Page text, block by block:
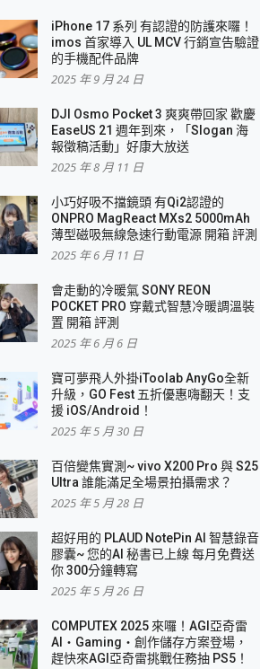
iPhone 17 系列 有認證的防護來囉！
imos 首家導入 UL MCV 行銷宣告驗證
的手機配件品牌
2025 年 9 月 24 日
DJI Osmo Pocket 3 爽爽帶回家 歡慶
EaseUS 21 週年到來，「Slogan 海
報徵稿活動」好康大放送
2025 年 8 月 11 日
小巧好吸不擋鏡頭 有Qi2認證的
ONPRO MagReact MXs2 5000mAh
薄型磁吸無線急速行動電源 開箱 評測
2025 年 6 月 11 日
會走動的冷暖氣 SONY REON
POCKET PRO 穿戴式智慧冷暖調溫裝
置 開箱 評測
2025 年 6 月 6 日
寶可夢飛人外掛iToolab AnyGo全新
升級，GO Fest 五折優惠嗨翻天！支
援 iOS/Android！
2025 年 5 月 30 日
百倍變焦實測~ vivo X200 Pro 與 S25
Ultra 誰能滿足全場景拍攝需求？
2025 年 5 月 28 日
超好用的 PLAUD NotePin AI 智慧錄音
膠囊~ 您的AI 秘書已上線 每月免費送
你 300分鐘轉寫
2025 年 5 月 26 日
COMPUTEX 2025 來囉！AGI亞奇雷
AI・Gaming・創作儲存方案登場，
趕快來AGI亞奇雷挑戰任務抽 PS5！